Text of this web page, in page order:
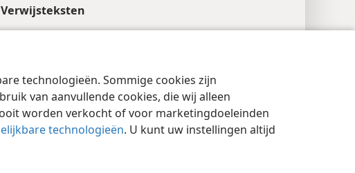
technologieën. Sommige cookies zijn
van aanvullende cookies, die wij alleen
worden verkocht of voor marketingdoeleinden
technologieën. U kunt uw instellingen altijd
Verwijsteksten
Voetnoten
* Lett.: ‘wandelt in’.
Ezechiël 18:19
Privacyinstellingen JW.ORG Inloggen